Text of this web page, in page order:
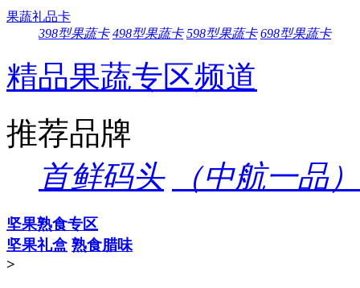
果蔬礼品卡
398型果蔬卡 498型果蔬卡 598型果蔬卡 698型果蔬卡
精品果蔬专区频道
推荐品牌
首鲜码头
（中航一品）
坚果熟食专区
坚果礼盒 熟食腊味
>